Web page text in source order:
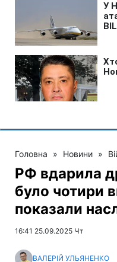
Головна » Новини »
РФ вдарила
було чотири
показали
16:41 25.09.2025 Чт
ВАЛЕРІЙ УЛЬЯНЕНКО